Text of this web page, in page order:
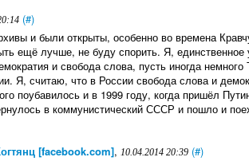
(#)
и были открыты, особенно во времена
ещё лучше, не буду спорить. Я,
и свобода слова, пусть иногда
Я, считаю, что в России свобода слова и
поубавилось и в 1999 году, когда пришёл
в коммунистический СССР и пошло и
[facebook.com], 10.04.2014 20:39 (#)